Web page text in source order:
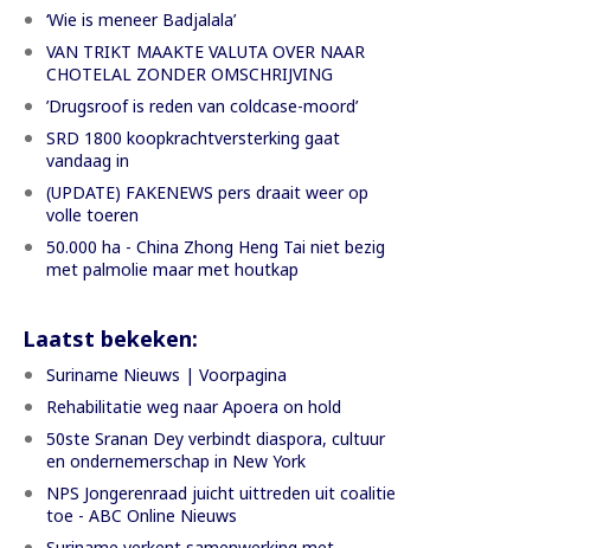
‘Wie is meneer Badjalala’
VAN TRIKT MAAKTE VALUTA OVER NAAR
CHOTELAL ZONDER OMSCHRIJVING
’Drugsroof is reden van coldcase-moord’
SRD 1800 koopkrachtversterking gaat
vandaag in
(UPDATE) FAKENEWS pers draait weer op
volle toeren
50.000 ha - China Zhong Heng Tai niet bezig
met palmolie maar met houtkap
Laatst bekeken:
Suriname Nieuws | Voorpagina
Rehabilitatie weg naar Apoera on hold
50ste Sranan Dey verbindt diaspora, cultuur
en ondernemerschap in New York
NPS Jongerenraad juicht uittreden uit coalitie
toe - ABC Online Nieuws